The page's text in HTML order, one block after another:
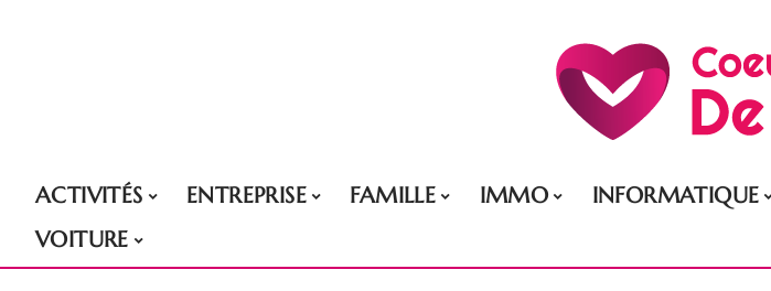
ACTIVITÉS ENTREPRISE FAMILLE IMMO INFORMATIQUE
VOITURE